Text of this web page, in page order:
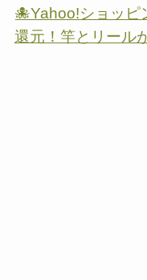
🐙Yahoo!ショッピ
還元！竿とリール